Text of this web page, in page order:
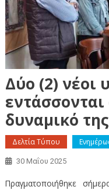
Δύο (2) νέοι
δυναμικό
Δελτία Τύπου
30 Μαΐου 2025
Πραγματοποιήθηκε